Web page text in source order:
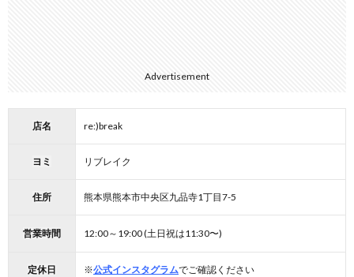
Advertisement
店名 re:)break
ヨミ リブレイク
住所 熊本県熊本市中央区九品寺1丁目7-5
営業時間 12:00～19:00 (土日祝は11:30〜)
定休日 ※公式インスタグラムでご確認ください